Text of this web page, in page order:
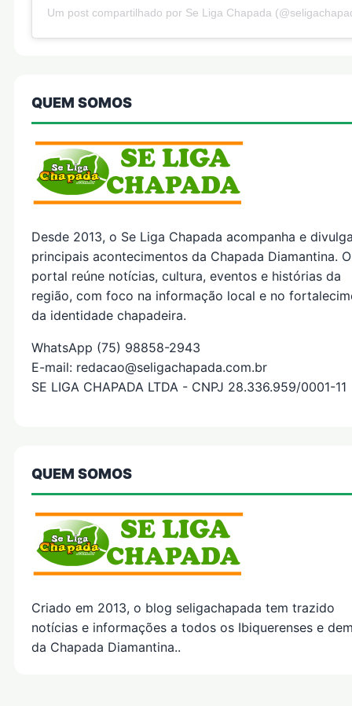
Um post compartilhado por Se Liga Chapada
QUEM SOMOS
Desde 2013, o Se Liga Chapada acompanha e
principais acontecimentos da Chapada Diamantina. O
portal reúne notícias, cultura, eventos e histórias da
região, com foco na informação local e no
da identidade chapadeira.
WhatsApp (75) 98858-2943
E-mail: redacao@seligachapada.com.br
SE LIGA CHAPADA LTDA - CNPJ 28.336.959/0001-11
QUEM SOMOS
Criado em 2013, o blog seligachapada tem trazido
notícias e informações a todos os Ibiquerenses e
da Chapada Diamantina..